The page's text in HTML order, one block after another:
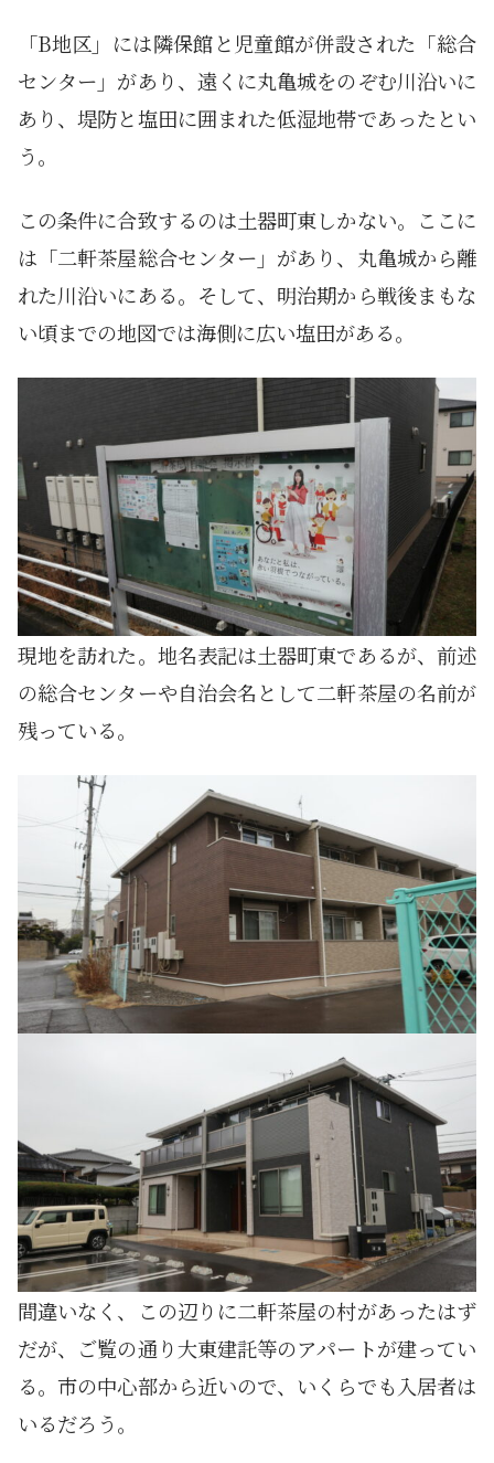
「B地区」には隣保館と児童館が併設された「総合
センター」があり、遠くに丸亀城をのぞむ川沿いに
あり、堤防と塩田に囲まれた低湿地帯であったとい
う。
この条件に合致するのは土器町東しかない。ここに
は「二軒茶屋総合センター」があり、丸亀城から離
れた川沿いにある。そして、明治期から戦後まもな
い頃までの地図では海側に広い塩田がある。
現地を訪れた。地名表記は土器町東であるが、前述
の総合センターや自治会名として二軒茶屋の名前が
残っている。
間違いなく、この辺りに二軒茶屋の村があったはず
だが、ご覧の通り大東建託等のアパートが建ってい
る。市の中心部から近いので、いくらでも入居者は
いるだろう。